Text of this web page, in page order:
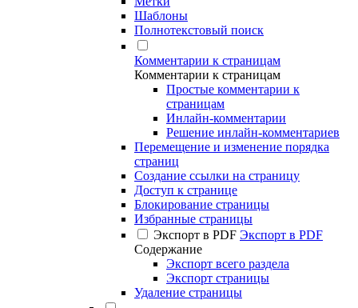
Шаблоны
Полнотекстовый поиск
Комментарии к страницам
Комментарии к страницам
Простые комментарии к
страницам
Инлайн-комментарии
Решение инлайн-комментариев
Перемещение и изменение порядка
страниц
Создание ссылки на страницу
Доступ к странице
Блокирование страницы
Избранные страницы
Экспорт в PDF Экспорт в PDF
Содержание
Экспорт всего раздела
Экспорт страницы
Удаление страницы